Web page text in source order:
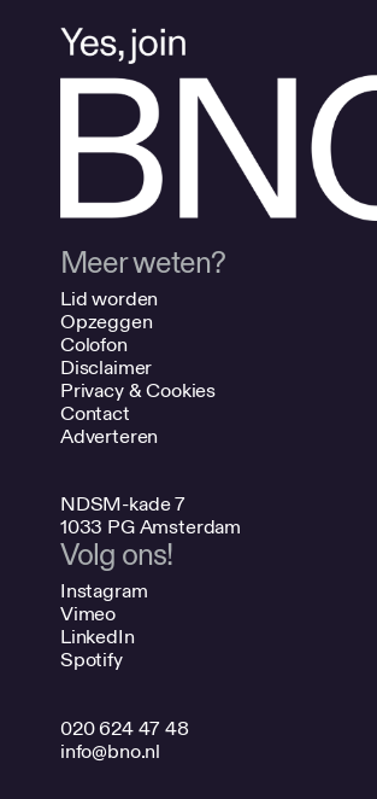
Meer weten?
Lid worden
Opzeggen
Colofon
Disclaimer
Privacy & Cookies
Contact
Adverteren
NDSM-kade 7
1033 PG Amsterdam
Volg ons!
Instagram
Vimeo
LinkedIn
Spotify
020 624 47 48
info@bno.nl